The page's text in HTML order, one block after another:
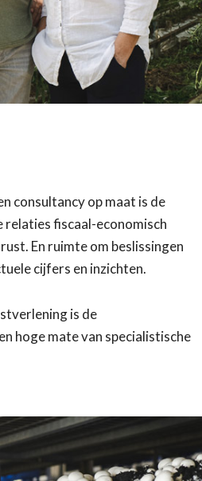
consultancy op maat is de
fiscaal-economisch
En ruimte om beslissingen
cijfers en inzichten.
is de
hoge mate van specialistische